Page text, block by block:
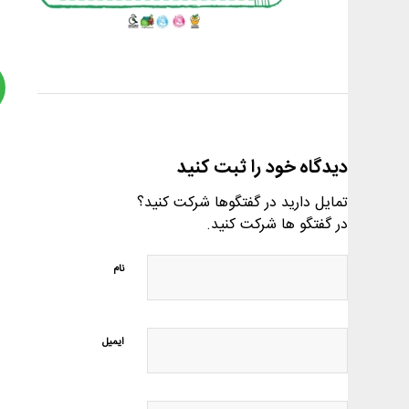
دیدگاه خود را ثبت کنید
تمایل دارید در گفتگوها شرکت کنید؟
در گفتگو ها شرکت کنید.
نام
ایمیل